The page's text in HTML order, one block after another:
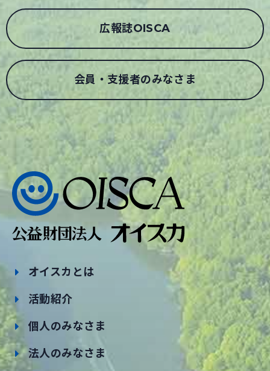
広報誌OISCA
会員・支援者のみなさま
オイスカとは
活動紹介
個人のみなさま
法人のみなさま